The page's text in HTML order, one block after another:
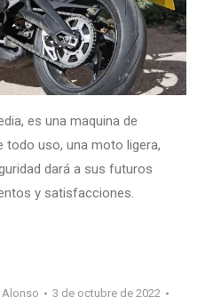
es una maquina de
todo uso, una moto ligera,
dará a sus futuros
y satisfacciones.
Alonso
3 de octubre de 2022